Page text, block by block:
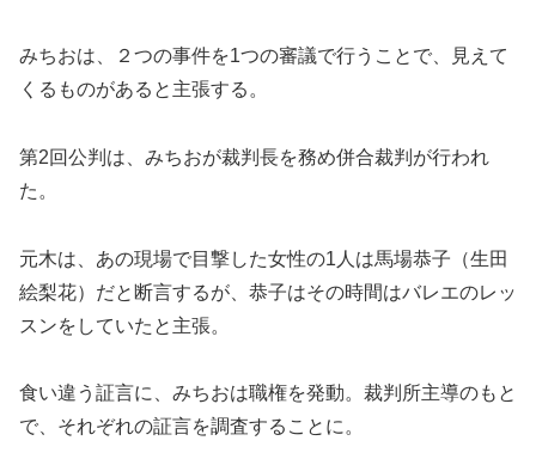
みちおは、２つの事件を1つの審議で行うことで、見えて
くるものがあると主張する。
第2回公判は、みちおが裁判長を務め併合裁判が行われ
た。
元木は、あの現場で目撃した女性の1人は馬場恭子（生田
絵梨花）だと断言するが、恭子はその時間はバレエのレッ
スンをしていたと主張。
食い違う証言に、みちおは職権を発動。裁判所主導のもと
で、それぞれの証言を調査することに。